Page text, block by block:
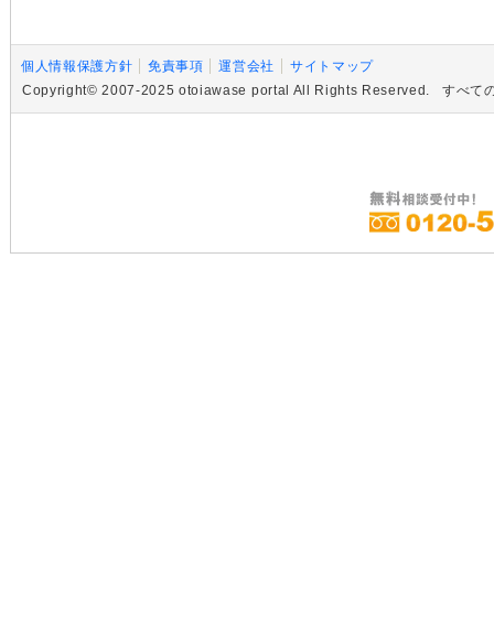
個人情報保護方針 免責事項 運営会社
サイトマップ
Copyright© 2007-2025 otoiawase portal All Rights Reserved. すべての